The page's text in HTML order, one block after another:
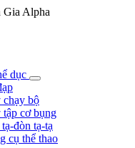
Alpha
dục
chạy bộ
tập cơ bụng
đòn tạ-tạ
cụ thể thao